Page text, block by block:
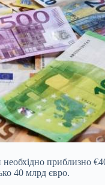
необхідно приблизно
40 млрд євро.